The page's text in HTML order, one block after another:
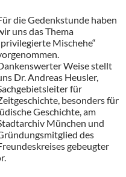
die Gedenkstunde haben
uns das Thema
Mischehe“
Weise stellt
Dr. Andreas Heusler,
für
besonders für
Geschichte, am
München und
des
gebeugter